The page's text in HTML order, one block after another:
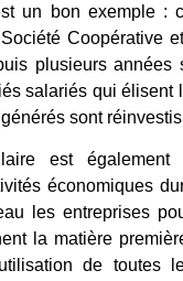
un bon exemple :
Coopérative
plusieurs années
salariés qui élisent
sont
est
économiques
les entreprises
la matière
de toutes